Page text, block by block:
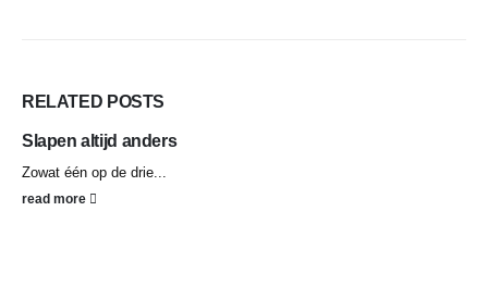
RELATED POSTS
Slapen altijd anders
Zowat één op de drie...
read more